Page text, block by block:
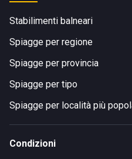
Stabilimenti balneari
Spiagge per regione
Spiagge per provincia
Spiagge per tipo
Spiagge per località più
Condizioni